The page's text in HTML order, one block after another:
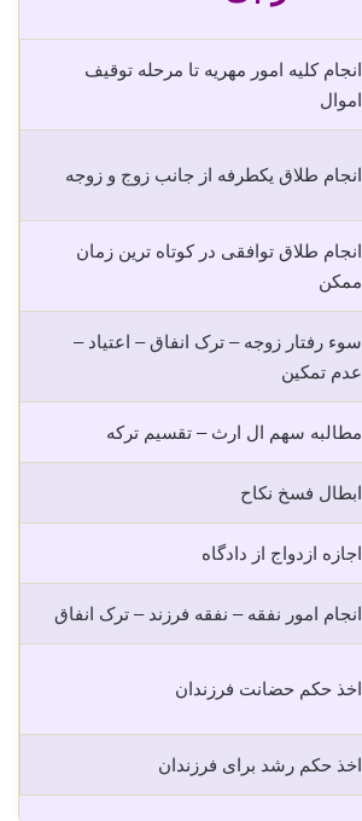
انجام کلیه امور مهریه تا مرحله توقیف
اموال
انجام طلاق یکطرفه از جانب زوج و زوجه
انجام طلاق توافقی در کوتاه ترین زمان
ممکن
سوء رفتار زوجه – ترک انفاق – اعتیاد –
عدم تمکین
مطالبه سهم ال ارث – تقسیم ترکه
ابطال فسخ نکاح
اجازه ازدواج از دادگاه
انجام امور نفقه – نفقه فرزند – ترک انفاق
اخذ حکم حضانت فرزندان
اخذ حکم رشد برای فرزندان